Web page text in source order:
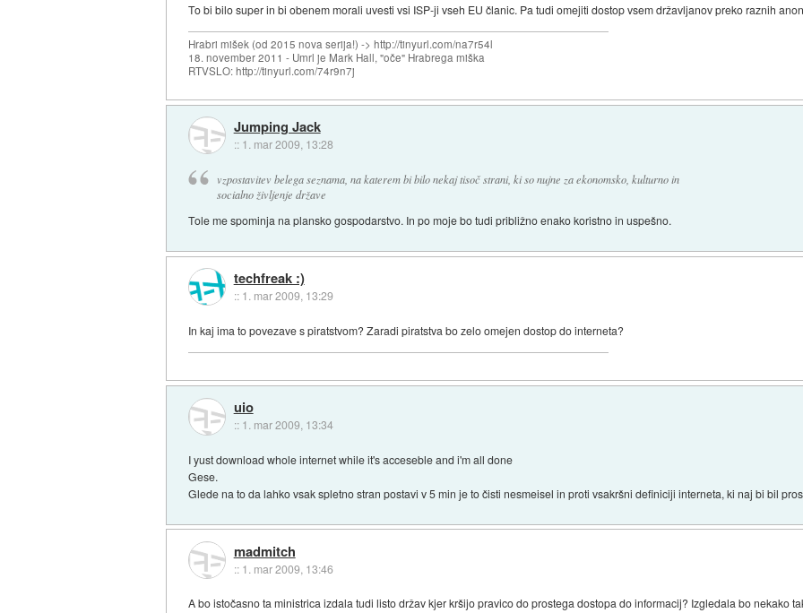
To bi bilo super in bi obenem morali uvesti vsi ISP-ji vseh EU članic. Pa tudi omejiti dostop vsem državljanov preko raznih
Hrabri mišek (od 2015 nova serija!) -> http://tinyurl.com/na7r54l
18. november 2011 - Umrl je Mark Hall, "oče" Hrabrega miška
RTVSLO: http://tinyurl.com/74r9n7j
Jumping Jack
:: 1. mar 2009, 13:28
vzpostavitev belega seznama, na katerem bi bilo nekaj tisoč strani, ki so nujne za ekonomsko, kulturno in
socialno življenje države
Tole me spominja na plansko gospodarstvo. In po moje bo tudi približno enako koristno in uspešno.
techfreak :)
:: 1. mar 2009, 13:29
In kaj ima to povezave s piratstvom? Zaradi piratstva bo zelo omejen dostop do interneta?
uio
:: 1. mar 2009, 13:34
I yust download whole internet while it's acceseble and i'm all done
Gese.
Glede na to da lahko vsak spletno stran postavi v 5 min je to čisti nesmeisel in proti vsakršni definiciji interneta, ki naj bi bil
madmitch
:: 1. mar 2009, 13:46
A bo istočasno ta ministrica izdala tudi listo držav kjer kršijo pravico do prostega dostopa do informacij? Izgledala bo nekako